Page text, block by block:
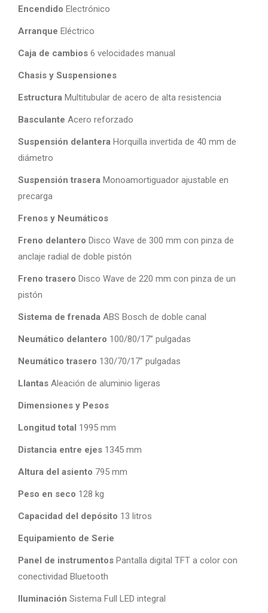
Encendido Electrónico
Arranque Eléctrico
Caja de cambios 6 velocidades manual
Chasis y Suspensiones
Estructura Multitubular de acero de alta resistencia
Basculante Acero reforzado
Suspensión delantera Horquilla invertida de 40 mm de
diámetro
Suspensión trasera Monoamortiguador ajustable en
precarga
Frenos y Neumáticos
Freno delantero Disco Wave de 300 mm con pinza de
anclaje radial de doble pistón
Freno trasero Disco Wave de 220 mm con pinza de un
pistón
Sistema de frenada ABS Bosch de doble canal
Neumático delantero 100/80/17” pulgadas
Neumático trasero 130/70/17” pulgadas
Llantas Aleación de aluminio ligeras
Dimensiones y Pesos
Longitud total 1995 mm
Distancia entre ejes 1345 mm
Altura del asiento 795 mm
Peso en seco 128 kg
Capacidad del depósito 13 litros
Equipamiento de Serie
Panel de instrumentos Pantalla digital TFT a color con
conectividad Bluetooth
Iluminación Sistema Full LED integral